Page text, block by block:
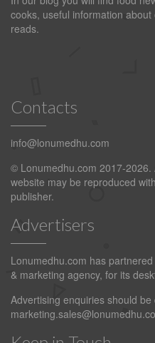
cooks, useful information
reads.
Contacts
info@lonumedhu.com
© Lonumedhu.com 2017-
website may be reproduced
publisher.
Advertisers
Lonumedhu.com has
& marketing agency, for its
Advertising enquiries should